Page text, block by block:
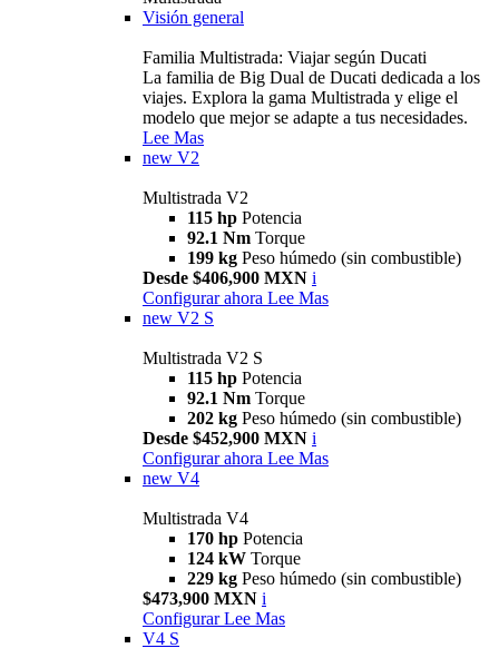
Visión general
Familia Multistrada: Viajar según Ducati
La familia de Big Dual de Ducati dedicada a los
viajes. Explora la gama Multistrada y elige el
modelo que mejor se adapte a tus necesidades.
Lee Mas
new V2
Multistrada V2
115 hp Potencia
92.1 Nm Torque
199 kg Peso húmedo (sin combustible)
Desde $406,900 MXN i
Configurar ahora Lee Mas
new V2 S
Multistrada V2 S
115 hp Potencia
92.1 Nm Torque
202 kg Peso húmedo (sin combustible)
Desde $452,900 MXN i
Configurar ahora Lee Mas
new V4
Multistrada V4
170 hp Potencia
124 kW Torque
229 kg Peso húmedo (sin combustible)
$473,900 MXN i
Configurar Lee Mas
V4 S